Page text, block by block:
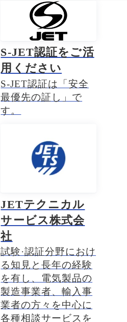
S-JET認証をご活
用ください
S-JET認証は「安全
最優先の証し」で
す。
JETテクニカル
サービス株式会
社
試験·認証分野におけ
る知見と長年の経験
を有し、電気製品の
製造事業者、輸入事
業者の方々を中心に
各種相談サービスを